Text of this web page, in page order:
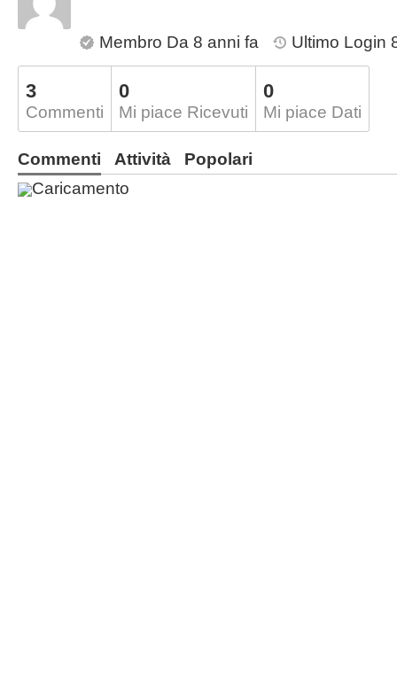
Membro Da 8 anni fa Ultimo Login
3
Commenti
0
Mi piace Ricevuti
0
Mi piace Dati
Commenti Attività
Popolari
Caricamento